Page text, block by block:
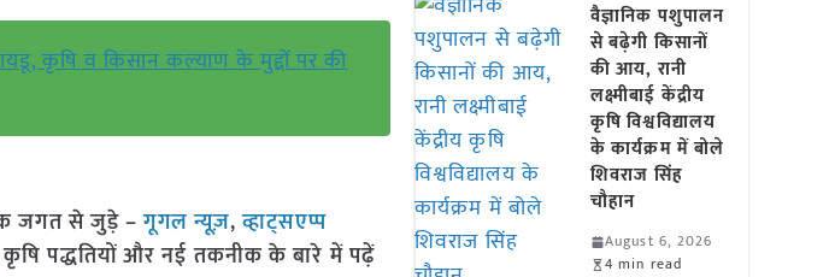
कृषि व किसान कल्याण के मुद्दों पर की
जगत से जुड़े –गूगल न्यूज़,व्हाट्सएप्प
पद्धतियों और नई तकनीक के बारे में पढ़ें
वैज्ञानिक पशुपालन
से बढ़ेगी किसानों
की आय, रानी
लक्ष्मीबाई केंद्रीय
कृषि विश्वविद्यालय
के कार्यक्रम में बोले
शिवराज सिंह
चौहान
August 6, 2026
4 min read